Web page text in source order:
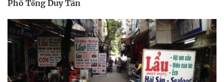
Phố Tống Duy Tân